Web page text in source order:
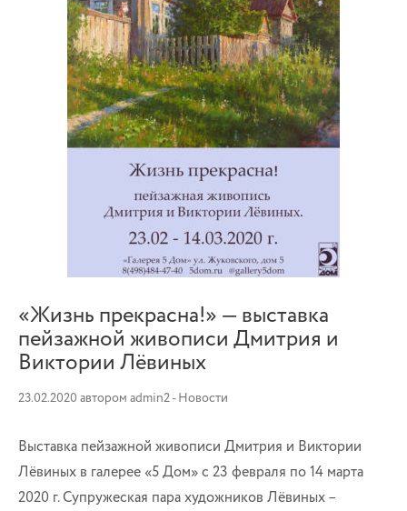
«Жизнь прекрасна!» — выставка
пейзажной живописи Дмитрия и
Виктории Лёвиных
23.02.2020 автором admin2-Новости
Выставка пейзажной живописи Дмитрия и Виктории
Лёвиных в галерее «5 Дом» с 23 февраля по 14 марта
2020 г. Супружеская пара художников Лёвиных –